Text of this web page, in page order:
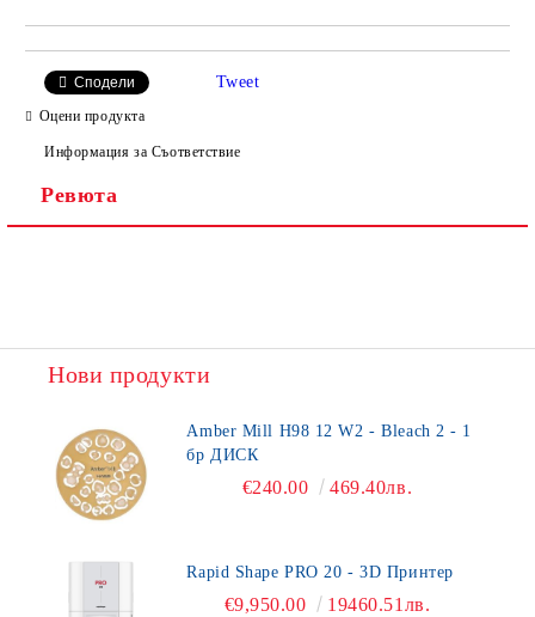
Сподели Tweet
Оцени продукта
Информация за Съответствие
Ревюта
Нови продукти
Amber Mill H98 12 W2 - Bleach 2 - 1
бр ДИСК
€240.00 469.40лв.
Rapid Shape PRO 20 - 3D Принтер
€9,950.00 19460.51лв.